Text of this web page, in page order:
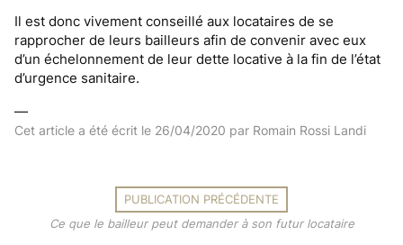
Il est donc vivement conseillé aux locataires de se
rapprocher de leurs bailleurs afin de convenir avec eux
d’un échelonnement de leur dette locative à la fin de l’état
d’urgence sanitaire.
—
Cet article a été écrit le 26/04/2020 par Romain Rossi Landi
PUBLICATION PRÉCÉDENTE
Ce que le bailleur peut demander à son futur locataire